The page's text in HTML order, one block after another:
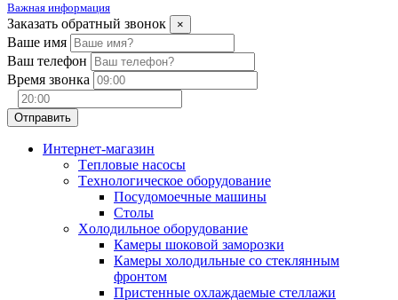
Важная информация
Заказать обратный звонок ×
Ваше имя
Ваш телефон
Время звонка
Интернет-магазин
Tепловые насосы
Tехнологическое оборудование
Посудомоечные машины
Столы
Xолодильное оборудование
Камеры шоковой заморозки
Камеры холодильные со стеклянным
фронтом
Пристенные охлаждаемые стеллажи